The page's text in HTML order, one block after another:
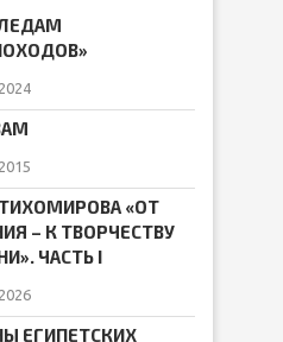
ТИХОМИРОВА «ОТ
– К ТВОРЧЕСТВУ
ЧАСТЬ I
ЕГИПЕТСКИХ